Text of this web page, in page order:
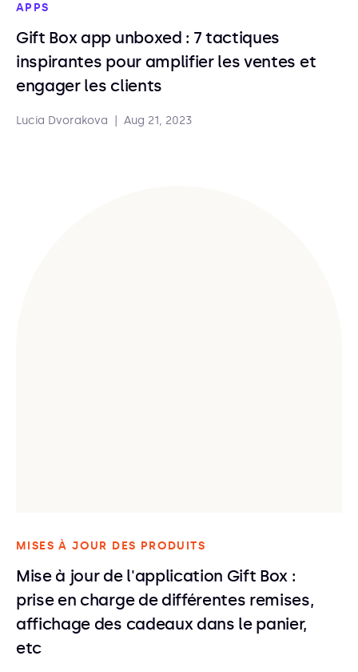
APPS
Gift Box app unboxed : 7 tactiques
inspirantes pour amplifier les ventes et
engager les clients
Lucia Dvorakova Aug 21, 2023
MISES À JOUR DES PRODUITS
Mise à jour de l'application Gift Box :
prise en charge de différentes remises,
affichage des cadeaux dans le panier,
etc